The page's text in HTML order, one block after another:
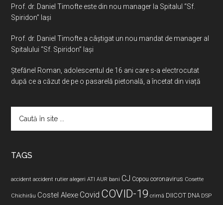
Prof. dr. Daniel Timofte este din nou manager la Spitalul “Sf.
Spiridon” Iaşi
Prof. dr. Daniel Timofte a câștigat un nou mandat de manager al
Spitalului “Sf. Spiridon” Iași
Ştefănel Roman, adolescentul de 16 ani care s-a electrocutat
după ce a căzut de pe o pasarelă pietonală, a încetat din viață
TAGS
accident accident rutier alegeri ATI AUR bani CJ Copou coronavirus Cosette
Chichirău Costel Alexe Covid COVID-19 crimă DIICOT DNA DSP